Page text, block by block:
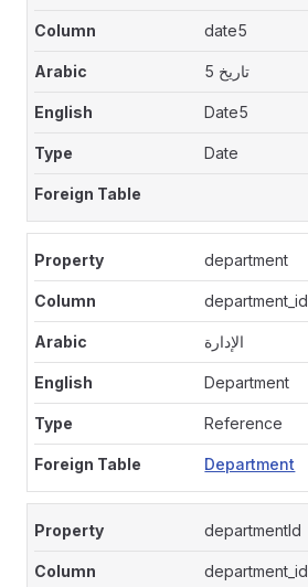
date5
تاريخ 5
Date5
Date
department
department_id
الإدارة
Department
Reference
Department
departmentId
department_id